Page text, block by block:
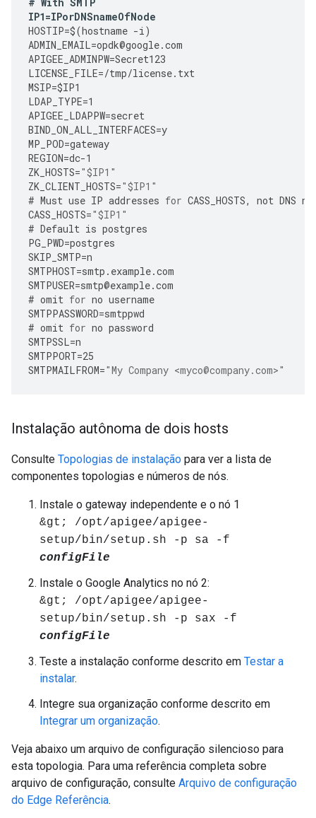
IP1=IPorDNSnameOfNode
HOSTIP=$(hostname -i)
ADMIN_EMAIL=opdk@google.com
APIGEE_ADMINPW=Secret123
LICENSE_FILE=/tmp/license.txt
MSIP=$IP1
LDAP_TYPE=1
APIGEE_LDAPPW=secret
BIND_ON_ALL_INTERFACES=y
MP_POD=gateway
REGION=dc-1
ZK_HOSTS="$IP1"
ZK_CLIENT_HOSTS="$IP1"
# Must use IP addresses for CASS_HOSTS, not DNS
CASS_HOSTS="$IP1"
# Default is postgres
PG_PWD=postgres
SKIP_SMTP=n
SMTPHOST=smtp . example.com
SMTPUSER=smtp@example.com
# omit for no username
SMTPPASSWORD=smtppwd
# omit for no password
SMTPSSL=n
SMTPPORT=25
SMTPMAILFROM="My Company <myco@company.com>"
Instalação autônoma de dois hosts
Consulte Topologias de instalação para ver a lista de
componentes topologias e números de nós.
Instale o gateway independente e o nó 1
&gt; /opt/apigee/apigee-
setup/bin/setup.sh -p sa -f
configFile
Instale o Google Analytics no nó 2:
&gt; /opt/apigee/apigee-
setup/bin/setup.sh -p sax -f
configFile
Teste a instalação conforme descrito em Testar a
instalar.
Integre sua organização conforme descrito em
Integrar um organização.
Veja abaixo um arquivo de configuração silencioso para
esta topologia. Para uma referência completa sobre
arquivo de configuração, consulte Arquivo de configuração
do Edge Referência.